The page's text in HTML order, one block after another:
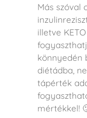
Más szóval
illetve
könnyedén
diétádba,
tápérték
mértékkel!